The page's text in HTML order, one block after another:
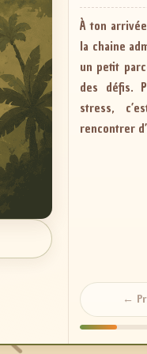
À ton
la chaine
un petit
des défis.
stress,
rencontrer
←